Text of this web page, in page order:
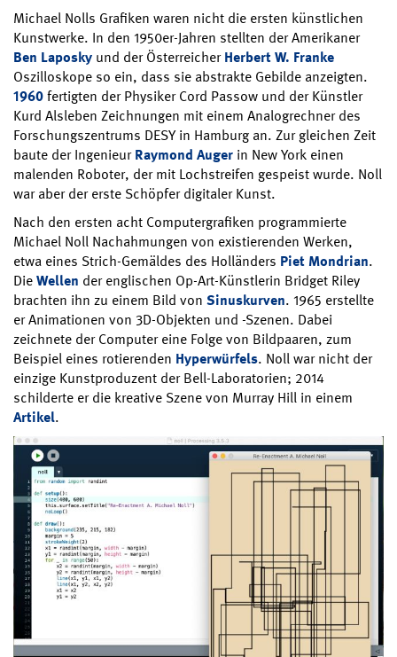
Michael Nolls Grafiken waren nicht die ersten künstlichen
Kunstwerke. In den 1950er-Jahren stellten der Amerikaner
Ben Laposky und der ÖsterreicherHerbert W. Franke
Oszilloskope so ein, dass sie abstrakte Gebilde anzeigten.
1960fertigten der Physiker Cord Passow und der Künstler
Kurd Alsleben Zeichnungen mit einem Analogrechner des
Forschungszentrums DESY in Hamburg an. Zur gleichen Zeit
baute der IngenieurRaymond Auger in New York einen
malenden Roboter, der mit Lochstreifen gespeist wurde. Noll
war aber der erste Schöpfer digitaler Kunst.
Nach den ersten acht Computergrafiken programmierte
Michael Noll Nachahmungen von existierenden Werken,
etwa eines Strich-Gemäldes des Holländers Piet Mondrian.
DieWellen der englischen Op-Art-Künstlerin Bridget Riley
brachten ihn zu einem Bild von Sinuskurven. 1965 erstellte
er Animationen von 3D-Objekten und -Szenen. Dabei
zeichnete der Computer eine Folge von Bildpaaren, zum
Beispiel eines rotierenden Hyperwürfels. Noll war nicht der
einzige Kunstproduzent der Bell-Laboratorien; 2014
schilderte er die kreative Szene von Murray Hill in einem
Artikel.